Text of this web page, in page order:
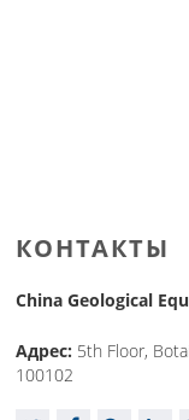
КОНТАКТЫ
China Geological
Адрес: 5th Floor,
100102